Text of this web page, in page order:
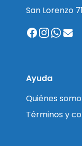
San Lorenzo
Ayuda
Quiénes
Términos y